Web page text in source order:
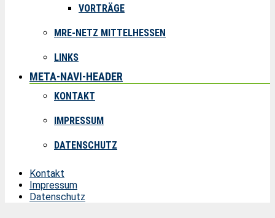
VORTRÄGE
MRE-NETZ MITTELHESSEN
LINKS
META-NAVI-HEADER
KONTAKT
IMPRESSUM
DATENSCHUTZ
Kontakt
Impressum
Datenschutz